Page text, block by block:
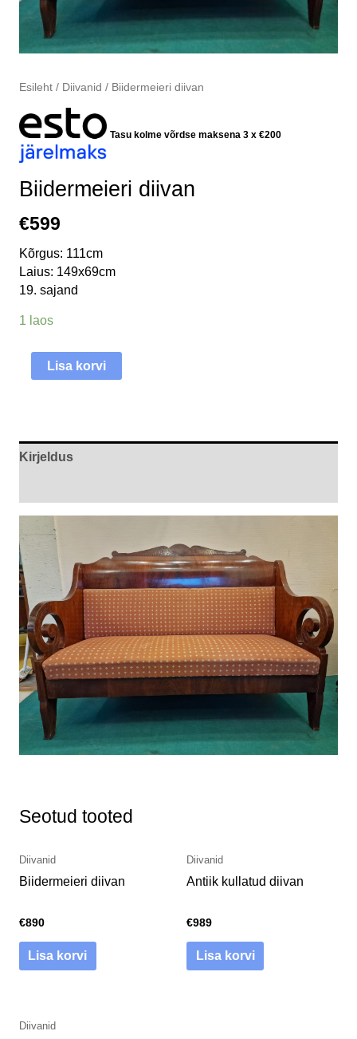
Esileht/ Diivanid / Biidermeieri diivan
Tasu kolme võrdse maksena 3 x €200
Biidermeieri diivan
€599
Kõrgus: 111cm
Laius: 149x69cm
19. sajand
1 laos
Lisa korvi
Kirjeldus
Seotud tooted
Diivanid
Biidermeieri diivan
€890
Lisa korvi
Diivanid
Antiik kullatud diivan
€989
Lisa korvi
Diivanid